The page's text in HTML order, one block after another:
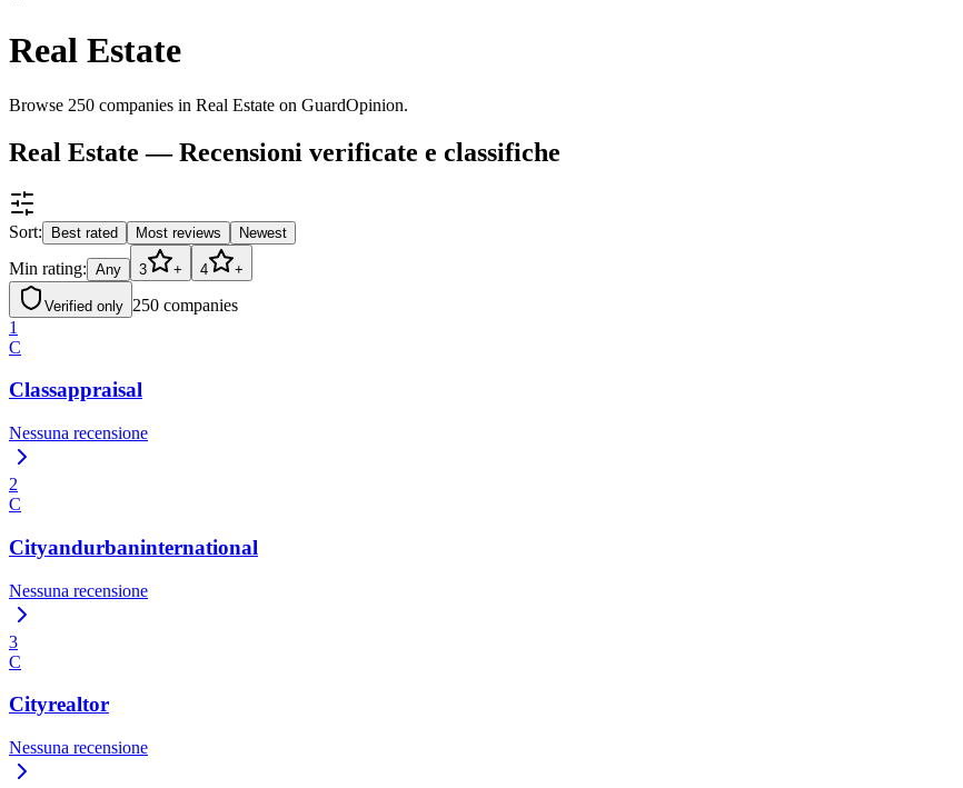
Real Estate
Browse 250 companies in Real Estate on GuardOpinion.
Real Estate — Recensioni verificate e classifiche
Sort: Best rated Most reviews Newest
Min rating: Any 3 + 4 +
Verified only 250 companies
1
C
Classappraisal
Nessuna recensione
2
C
Cityandurbaninternational
Nessuna recensione
3
C
Cityrealtor
Nessuna recensione